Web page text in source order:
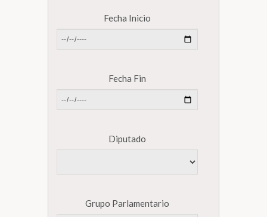
Fecha Inicio
Fecha Fin
Diputado
Grupo Parlamentario